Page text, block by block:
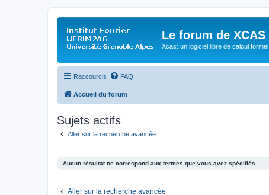
Le forum de XCAS
Xcas: un logiciel libre de calcul formel
Raccourcis FAQ
Accueil du forum
Sujets actifs
Aller sur la recherche avancée
Aucun résultat ne correspond aux termes que vous avez spécifiés.
Aller sur la recherche avancée